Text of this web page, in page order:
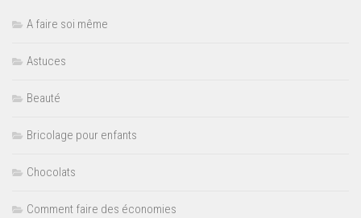
A faire soi même
Astuces
Beauté
Bricolage pour enfants
Chocolats
Comment faire des économies